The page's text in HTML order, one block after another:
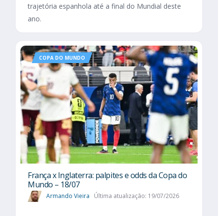
trajetória espanhola até a final do Mundial deste
ano.
COPA DO MUNDO
França x Inglaterra: palpites e odds da Copa do
Mundo – 18/07
Armando Vieira Última atualização: 19/07/2026